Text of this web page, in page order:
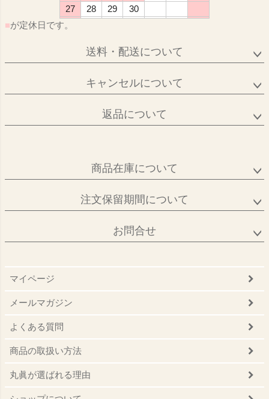
27
28 29
30
■が定休日です。
送料・配送について
キャンセルについて
返品について
商品在庫について
注文保留期間について
お問合せ
マイページ
メールマガジン
よくある質問
商品の取扱い方法
丸眞が選ばれる理由